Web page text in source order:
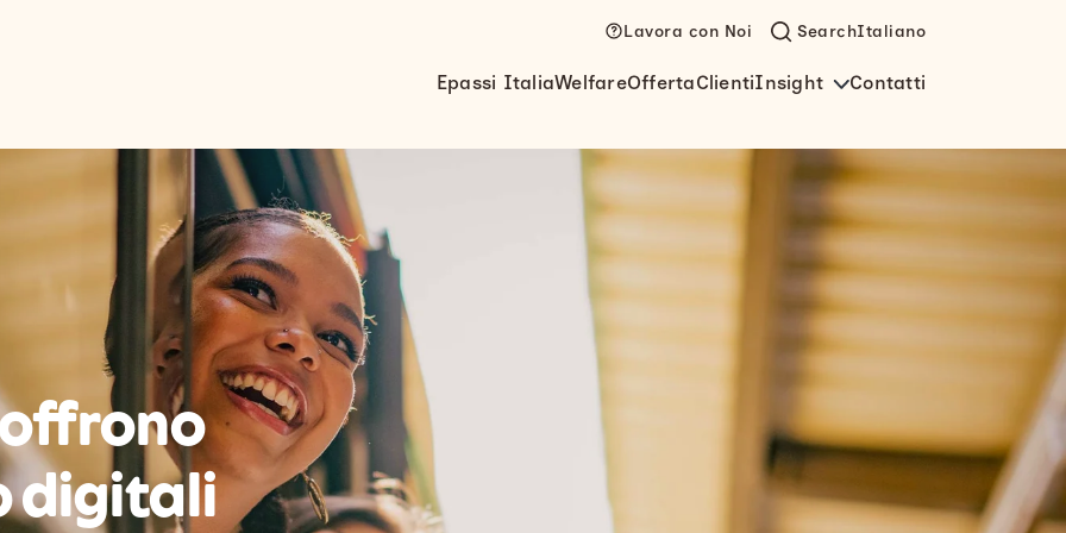
Lavora con Noi SearchItaliano
Epassi ItaliaWelfareOffertaClientiInsight Contatti
digitali